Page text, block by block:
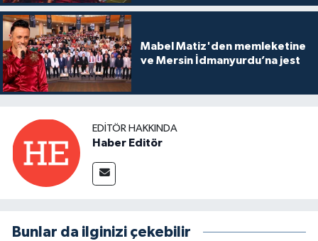
Mabel Matiz'den memleketine
ve Mersin İdmanyurdu’na jest
EDITÖR HAKKINDA
Haber Editör
Bunlar da ilginizi çekebilir